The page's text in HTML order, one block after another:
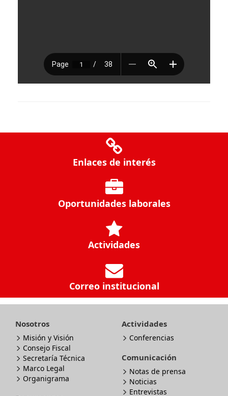
Enlaces de interés
Oportunidades laborales
Actividades
Correo institucional
Nosotros
Misión y Visión
Consejo Fiscal
Secretaría Técnica
Marco Legal
Organigrama
Actividades
Conferencias
Comunicación
Notas de prensa
Noticias
Entrevistas